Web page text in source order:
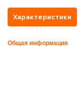
Характеристики
Общая информация